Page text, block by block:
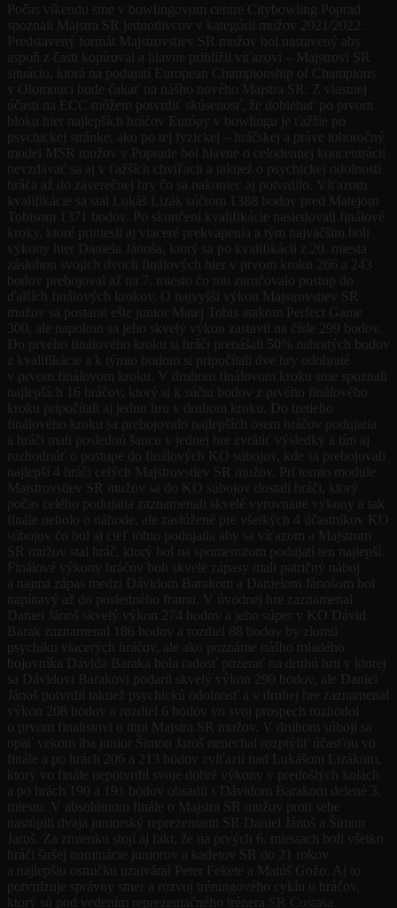
Počas víkendu sme v bowlingovom centre Citybowling Poprad
spoznali Majstra SR jednotlivcov v kategórii mužov 2021/2022.
Predstavený formát Majstrovstiev SR mužov bol nastavený aby
aspoň z časti kopíroval a hlavne priblížil víťazovi – Majstrovi SR
situáciu, ktorá na podujatí European Championship of Champions
v Olomouci bude čakať na nášho nového Majstra SR. Z vlastnej
účasti na ECC môžem potvrdiť skúsenosť, že dobiehať po prvom
bloku hier najlepších hráčov Európy v bowlingu je ťažšie po
psychickej stránke, ako po tej fyzickej – hráčskej a práve tohoročný
model MSR mužov v Poprade bol hlavne o celodennej koncentrácii
nevzdávať sa aj v ťažších chvíľach a taktiež o psychickej odolnosti
hráča až do záverečnej hry čo sa nakoniec aj potvrdilo. Víťazom
kvalifikácie sa stal Lukáš Lizák súčtom 1388 bodov pred Matejom
Tobisom 1371 bodov. Po skončení kvalifikácie nasledovali finálové
kroky, ktoré priniesli aj viaceré prekvapenia a tým najväčším boli
výkony hier Daniela Jánoša, ktorý sa po kvalifikácii z 20. miesta
zásluhou svojich dvoch finálových hier v prvom kroku 266 a 243
bodov prebojoval až na 7. miesto čo mu zaručovalo postup do
ďalších finálových krokov. O najvyšší výkon Majstrovstiev SR
mužov sa postaral ešte junior Matej Tobis atakom Perfect Game
300, ale napokon sa jeho skvelý výkon zastavil na čísle 299 bodov.
Do prvého finálového kroku si hráči prenášali 50% nahratých bodov
z kvalifikácie a k týmto bodom si pripočítali dve hry odohraté
v prvom finálovom kroku. V druhom finálovom kroku sme spoznali
najlepších 16 hráčov, ktorý si k súčtu bodov z prvého finálového
kroku pripočítali aj jednu hru v druhom kroku. Do tretieho
finálového kroku sa prebojovalo najlepších osem hráčov podujatia
a hráči mali poslednú šancu v jednej hre zvrátiť výsledky a tím aj
rozhodnúť o postupe do finálových KO súbojov, kde sa prebojovali
najlepší 4 hráči celých Majstrovstiev SR mužov. Pri tomto module
Majstrovstiev SR mužov sa do KO súbojov dostali hráči, ktorý
počas celého podujatia zaznamenali skvelé vyrovnané výkony a tak
finále nebolo o náhode, ale zaslúžené pre všetkých 4 účastníkov KO
súbojov čo bol aj cieľ tohto podujatia aby sa víťazom a Majstrom
SR mužov stal hráč, ktorý bol na spomenutom podujatí ten najlepší.
Finálové výkony hráčov boli skvelé zápasy mali patričný náboj
a najmä zápas medzi Dávidom Barakom a Danielom Jánošom bol
napínavý až do posledného framu. V úvodnej hre zaznamenal
Daniel Jánoš skvelý výkon 274 bodov a jeho súper v KO Dávid
Barak zaznamenal 186 bodov a rozdiel 88 bodov by zlomil
psychiku viacerých hráčov, ale ako poznáme nášho mladého
bojovníka Dávida Baraka bola radosť pozerať na druhú hru v ktorej
sa Dávidovi Barakovi podaril skvelý výkon 290 bodov, ale Daniel
Jánoš potvrdil taktiež psychickú odolnosť a v druhej hre zaznamenal
výkon 208 bodov a rozdiel 6 bodov vo svoj prospech rozhodol
o prvom finalistovi o titul Majstra SR mužov. V druhom súboji sa
opäť vekom iba junior Šimon Jaroš nenechal rozptýliť účasťou vo
finále a po hrách 206 a 213 bodov zvíťazil nad Lukášom Lizákom,
ktorý vo finále nepotvrdil svoje dobré výkony v predošlých kolách
a po hrách 190 a 191 bodov obsadil s Dávidom Barakom delené 3.
miesto. V absolútnom finále o Majstra SR mužov proti sebe
nastúpili dvaja juniorský reprezentanti SR Daniel Jánoš a Šimon
Jaroš. Za zmienku stojí aj fakt, že na prvých 6. miestach boli všetko
hráči širšej nominácie juniorov a kadetov SR do 21 rokov
a najlepšiu osmičku uzatváral Peter Fekete a Matúš Gožo. Aj to
potvrdzuje správny smer a rozvoj tréningového cyklu u hráčov,
ktorý sú pod vedením reprezentačného trénera SR Costasa